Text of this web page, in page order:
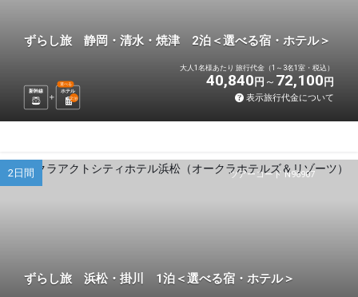
ずらし旅 静岡・清水・焼津 2泊＜選べる宿・ホテル＞
新幹線 ホテル
選べる
2泊
大人1名様あたり 旅行代金（1～3名1室・税込）
40,840 円 72,100 円
表示旅行代金について
ツアーコード N96907
2日間
ずらし旅 浜松・掛川 1泊＜選べる宿・ホテル＞